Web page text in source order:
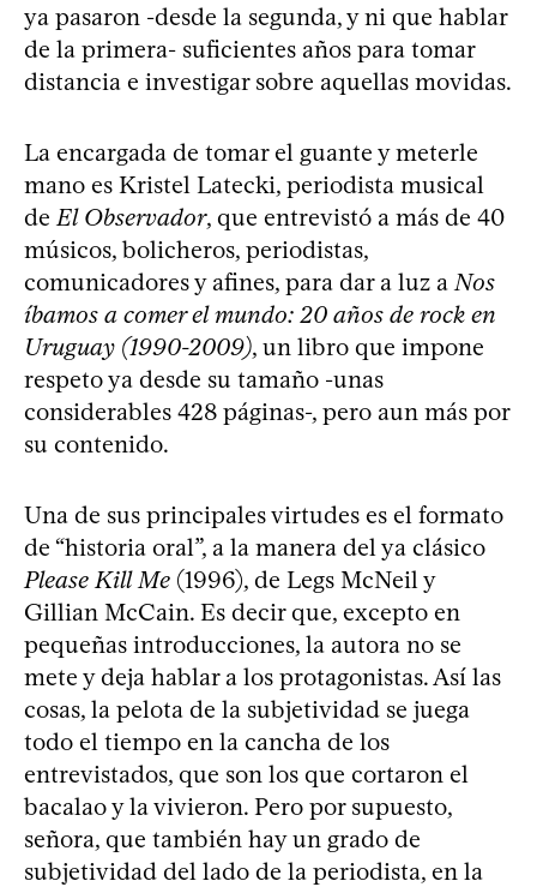
ya pasaron -desde la segunda, y ni que hablar
de la primera- suficientes años para tomar
distancia e investigar sobre aquellas movidas.
La encargada de tomar el guante y meterle
mano es Kristel Latecki, periodista musical
deEl Observador, que entrevistó a más de 40
músicos, bolicheros, periodistas,
comunicadores y afines, para dar a luz aNos
íbamos a comer el mundo: 20 años de rock en
Uruguay (1990-2009), un libro que impone
respeto ya desde su tamaño -unas
considerables 428 páginas-, pero aun más por
su contenido.
Una de sus principales virtudes es el formato
de “historia oral”, a la manera del ya clásico
Please Kill Me (1996), de Legs McNeil y
Gillian McCain. Es decir que, excepto en
pequeñas introducciones, la autora no se
mete y deja hablar a los protagonistas. Así las
cosas, la pelota de la subjetividad se juega
todo el tiempo en la cancha de los
entrevistados, que son los que cortaron el
bacalao y la vivieron. Pero por supuesto,
señora, que también hay un grado de
subjetividad del lado de la periodista, en la